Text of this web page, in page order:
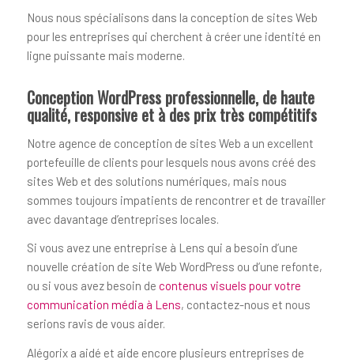
Nous nous spécialisons dans la conception de sites Web
pour les entreprises qui cherchent à créer une identité en
ligne puissante mais moderne.
Conception WordPress professionnelle, de haute
qualité, responsive et à des prix très compétitifs
Notre agence de conception de sites Web a un excellent
portefeuille de clients pour lesquels nous avons créé des
sites Web et des solutions numériques, mais nous
sommes toujours impatients de rencontrer et de travailler
avec davantage d’entreprises locales.
Si vous avez une entreprise à Lens qui a besoin d’une
nouvelle création de site Web WordPress ou d’une refonte,
ou si vous avez besoin de contenus visuels pour votre
communication média à Lens, contactez-nous et nous
serions ravis de vous aider.
Alégorix a aidé et aide encore plusieurs entreprises de